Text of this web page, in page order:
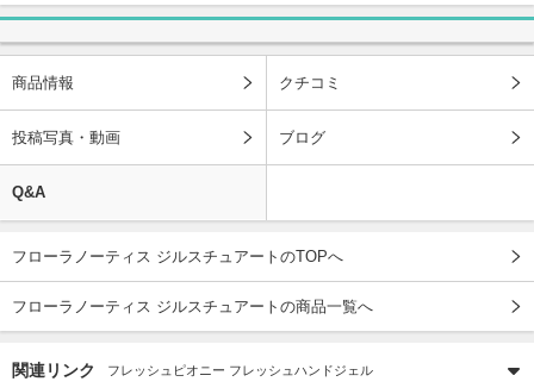
商品情報 クチコミ
投稿写真・動画 ブログ
Q&A
フローラノーティス ジルスチュアートのTOPへ
フローラノーティス ジルスチュアートの商品一覧へ
関連リンク フレッシュピオニー フレッシュハンドジェル